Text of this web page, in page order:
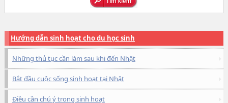
Hướng dẫn sinh hoạt cho du học sinh
Những thủ tục cần làm sau khi đến Nhật
Bắt đầu cuộc sống sinh hoạt tại Nhật
Điều cần chú ý trong sinh hoạt